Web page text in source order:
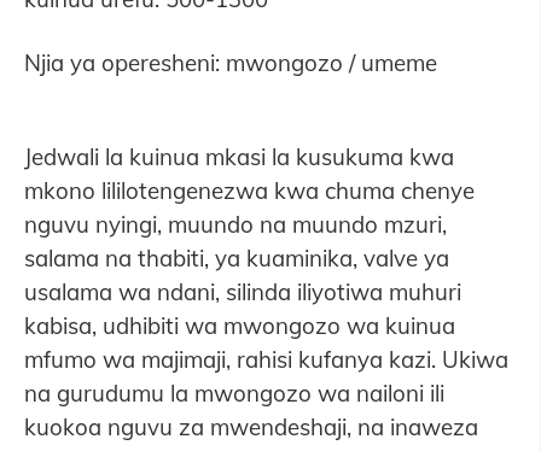
Njia ya operesheni: mwongozo / umeme
Jedwali la kuinua mkasi la kusukuma kwa
mkono lililotengenezwa kwa chuma chenye
nguvu nyingi, muundo na muundo mzuri,
salama na thabiti, ya kuaminika, valve ya
usalama wa ndani, silinda iliyotiwa muhuri
kabisa, udhibiti wa mwongozo wa kuinua
mfumo wa majimaji, rahisi kufanya kazi. Ukiwa
na gurudumu la mwongozo wa nailoni ili
kuokoa nguvu za mwendeshaji, na inaweza